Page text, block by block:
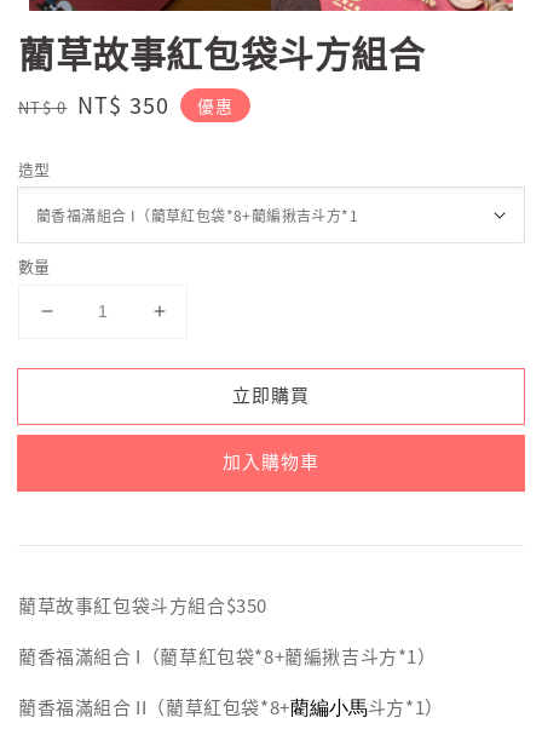
藺草故事紅包袋斗方組合
Regular
NT$ 0 Sale
NT$ 350 優惠
造型
數量
立即購買
加入購物車
藺草故事紅包袋斗方組合$350
藺香福滿組合 I（藺草紅包袋*8+藺編揪吉斗方*1）
藺香福滿組合 II（藺草紅包袋*8+藺編小馬斗方*1）